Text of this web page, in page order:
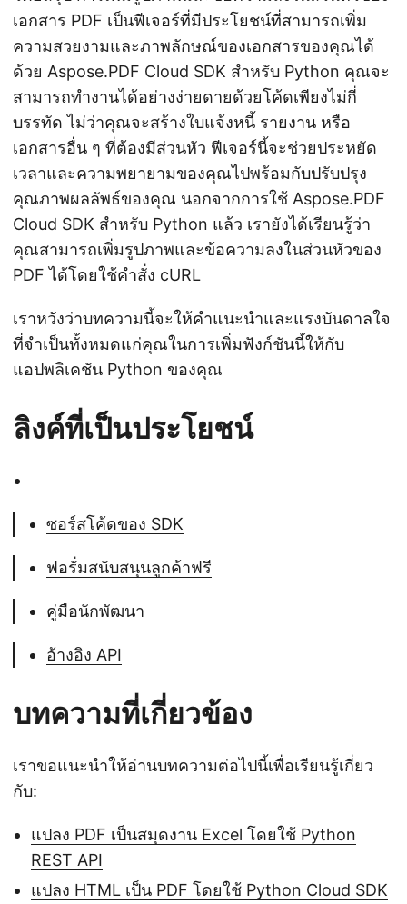
เอกสาร PDF เป็นฟีเจอร์ที่มีประโยชน์ที่สามารถเพิ่ม
ความสวยงามและภาพลักษณ์ของเอกสารของคุณได้
ด้วย Aspose.PDF Cloud SDK สำหรับ Python คุณจะ
สามารถทำงานได้อย่างง่ายดายด้วยโค้ดเพียงไม่กี่
บรรทัด ไม่ว่าคุณจะสร้างใบแจ้งหนี้ รายงาน หรือ
เอกสารอื่น ๆ ที่ต้องมีส่วนหัว ฟีเจอร์นี้จะช่วยประหยัด
เวลาและความพยายามของคุณไปพร้อมกับปรับปรุง
คุณภาพผลลัพธ์ของคุณ นอกจากการใช้ Aspose.PDF
Cloud SDK สำหรับ Python แล้ว เรายังได้เรียนรู้ว่า
คุณสามารถเพิ่มรูปภาพและข้อความลงในส่วนหัวของ
PDF ได้โดยใช้คำสั่ง cURL
เราหวังว่าบทความนี้จะให้คำแนะนำและแรงบันดาลใจ
ที่จำเป็นทั้งหมดแก่คุณในการเพิ่มฟังก์ชันนี้ให้กับ
แอปพลิเคชัน Python ของคุณ
ลิงค์ที่เป็นประโยชน์
ซอร์สโค้ดของ SDK
ฟอรั่มสนับสนุนลูกค้าฟรี
คู่มือนักพัฒนา
อ้างอิง API
บทความที่เกี่ยวข้อง
เราขอแนะนำให้อ่านบทความต่อไปนี้เพื่อเรียนรู้เกี่ยว
กับ:
แปลง PDF เป็นสมุดงาน Excel โดยใช้ Python
REST API
แปลง HTML เป็น PDF โดยใช้ Python Cloud SDK